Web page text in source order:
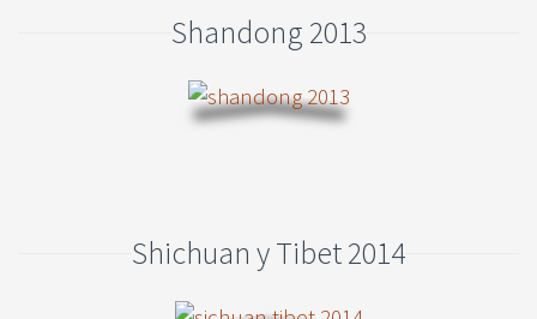
Shandong 2013
Shichuan y Tibet 2014